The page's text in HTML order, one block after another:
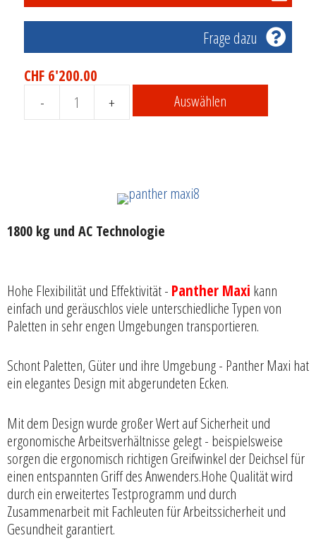
Frage dazu
CHF 6'200.00
Kg
LOGITRANS
MAXI
Menge
Auswählen
1800 kg und AC Technologie
Hohe Flexibilität und Effektivität - Panther Maxi kann
einfach und geräuschlos viele unterschiedliche Typen von
Paletten in sehr engen Umgebungen transportieren.
Schont Paletten, Güter und ihre Umgebung - Panther Maxi hat
ein elegantes Design mit abgerundeten Ecken.
Mit dem Design wurde großer Wert auf Sicherheit und
ergonomische Arbeitsverhältnisse gelegt - beispielsweise
sorgen die ergonomisch richtigen Greifwinkel der Deichsel für
einen entspannten Griff des Anwenders.Hohe Qualität wird
durch ein erweitertes Testprogramm und durch
Zusammenarbeit mit Fachleuten für Arbeitssicherheit und
Gesundheit garantiert.